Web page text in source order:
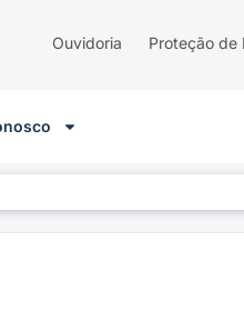
Ouvidoria Proteção de